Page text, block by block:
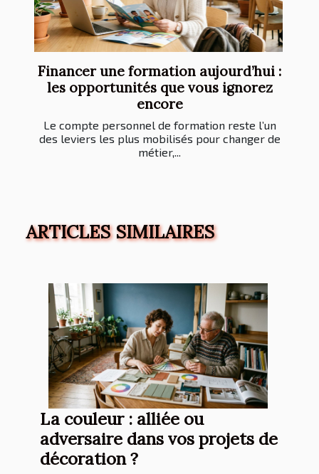
Financer une formation aujourd’hui :
les opportunités que vous ignorez
encore
Le compte personnel de formation reste l’un
des leviers les plus mobilisés pour changer de
métier,...
ARTICLES SIMILAIRES
La couleur : alliée ou
adversaire dans vos projets de
décoration ?